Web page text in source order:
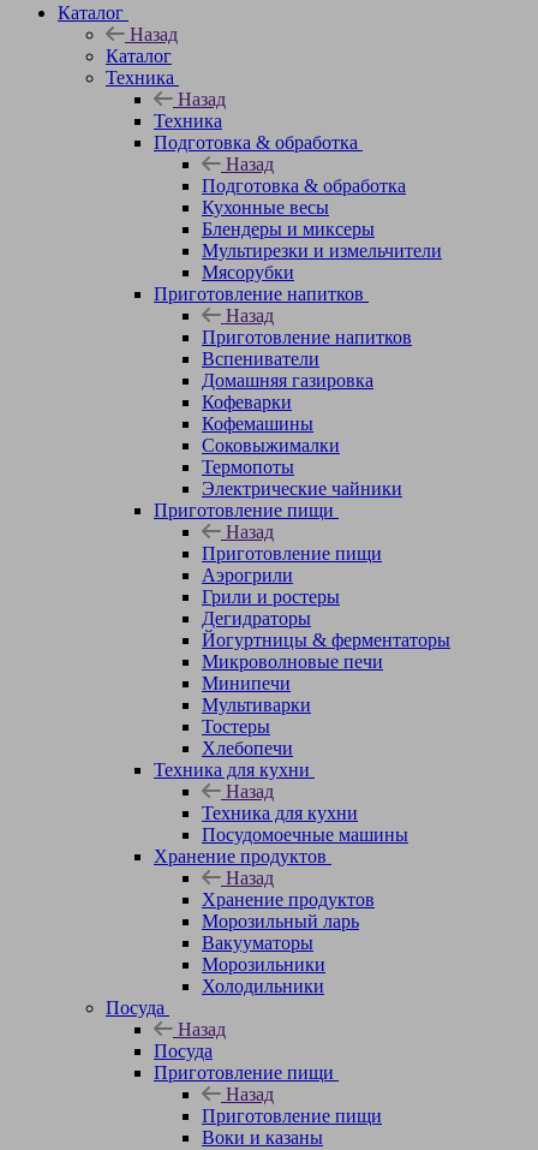
Каталог
Назад
Каталог
Техника
Назад
Техника
Подготовка & обработка
Назад
Подготовка & обработка
Кухонные весы
Блендеры и миксеры
Мультирезки и измельчители
Мясорубки
Приготовление напитков
Назад
Приготовление напитков
Вспениватели
Домашняя газировка
Кофеварки
Кофемашины
Соковыжималки
Термопоты
Электрические чайники
Приготовление пищи
Назад
Приготовление пищи
Аэрогрили
Грили и ростеры
Дегидраторы
Йогуртницы & ферментаторы
Микроволновые печи
Минипечи
Мультиварки
Тостеры
Хлебопечи
Техника для кухни
Назад
Техника для кухни
Посудомоечные машины
Хранение продуктов
Назад
Хранение продуктов
Морозильный ларь
Вакууматоры
Морозильники
Холодильники
Посуда
Назад
Посуда
Приготовление пищи
Назад
Приготовление пищи
Воки и казаны